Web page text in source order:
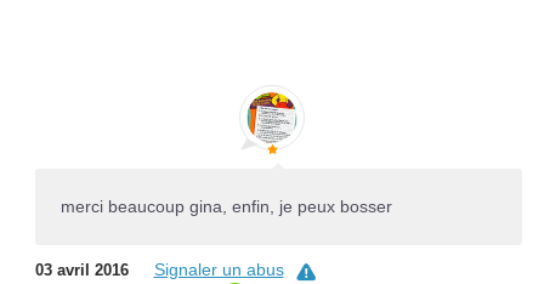
merci beaucoup gina, enfin, je peux bosser
03 avril 2016
Signaler un abus